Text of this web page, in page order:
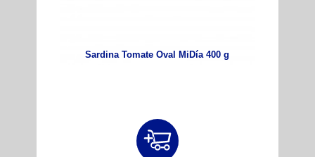
Sardina Tomate Oval MiDía 400 g